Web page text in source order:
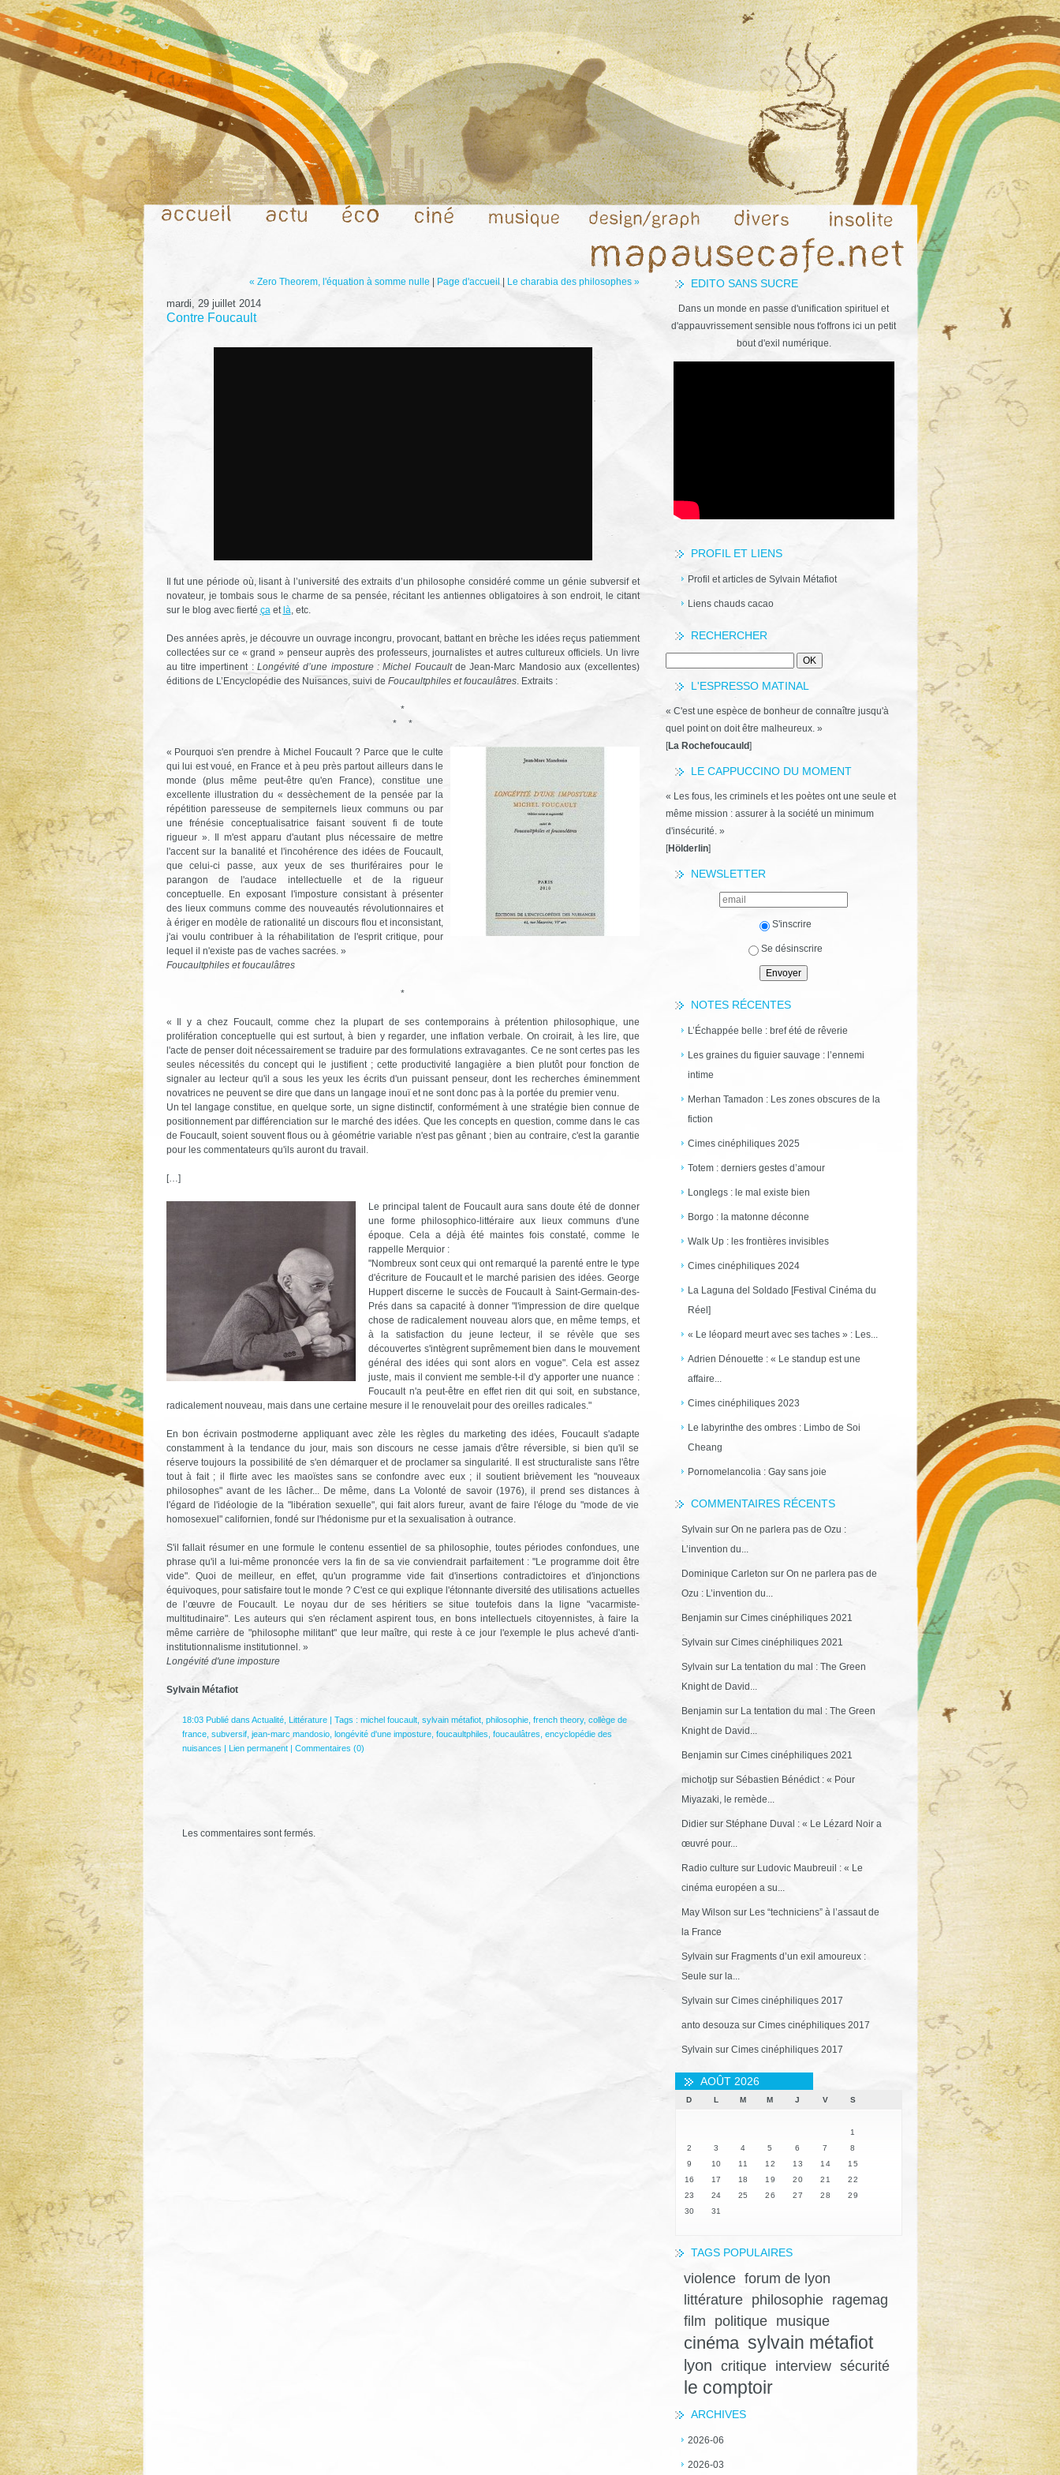
EDITO SANS SUCRE
Dans un monde en passe d'unification spirituel et
d'appauvrissement sensible nous t'offrons ici un petit
bout d'exil numérique.
PROFIL ET LIENS
Profil et articles de Sylvain Métafiot
Liens chauds cacao
RECHERCHER
L'ESPRESSO MATINAL
« C'est une espèce de bonheur de connaître jusqu'à
quel point on doit être malheureux. »
[La Rochefoucauld]
LE CAPPUCCINO DU MOMENT
« Les fous, les criminels et les poètes ont une seule et
même mission : assurer à la société un minimum
d'insécurité. »
[Hölderlin]
NEWSLETTER
S'inscrire
Se désinscrire
NOTES RÉCENTES
L’Échappée belle : bref été de rêverie
Les graines du figuier sauvage : l’ennemi
intime
Merhan Tamadon : Les zones obscures de la
fiction
Cimes cinéphiliques 2025
Totem : derniers gestes d’amour
Longlegs : le mal existe bien
Borgo : la matonne déconne
Walk Up : les frontières invisibles
Cimes cinéphiliques 2024
La Laguna del Soldado [Festival Cinéma du
Réel]
« Le léopard meurt avec ses taches » : Les...
Adrien Dénouette : « Le standup est une
affaire...
Cimes cinéphiliques 2023
Le labyrinthe des ombres : Limbo de Soi
Cheang
Pornomelancolia : Gay sans joie
COMMENTAIRES RÉCENTS
Sylvain sur On ne parlera pas de Ozu :
L’invention du...
Dominique Carleton sur On ne parlera pas de
Ozu : L’invention du...
Benjamin sur Cimes cinéphiliques 2021
Sylvain sur Cimes cinéphiliques 2021
Sylvain sur La tentation du mal : The Green
Knight de David...
Benjamin sur La tentation du mal : The Green
Knight de David...
Benjamin sur Cimes cinéphiliques 2021
michotjpsur Sébastien Bénédict : « Pour
Miyazaki, le remède...
Didiersur Stéphane Duval : « Le Lézard Noir a
œuvré pour...
Radio culture sur Ludovic Maubreuil : « Le
cinéma européen a su...
May Wilson sur Les “techniciens” à l’assaut de
la France
Sylvain sur Fragments d’un exil amoureux :
Seule sur la...
Sylvain sur Cimes cinéphiliques 2017
anto desouzasur Cimes cinéphiliques 2017
Sylvain sur Cimes cinéphiliques 2017
AOÛT 2026
D L M M J V S
1
2
3 4 5 6 7
8
9
10 11 12 13 14
15
16
17 18 19 20 21
22
23
24 25 26 27 28
29
30
31
TAGS POPULAIRES
violence forum de lyon
littérature
philosophie
ragemag
film
politique musique
cinéma sylvain métafiot
lyon critique interview sécurité
le comptoir
ARCHIVES
2026-06
2026-03
« Zero Theorem, l'équation à somme nulle| Page d'accueil| Le charabia des philosophes »
mardi, 29 juillet 2014
Contre Foucault
Il fut une période où, lisant à l’université des extraits d’un philosophe considéré comme un génie subversif et
novateur, je tombais sous le charme de sa pensée, récitant les antiennes obligatoires à son endroit, le citant
sur le blog avec fierté çaet là, etc.
Des années après, je découvre un ouvrage incongru, provocant, battant en brèche les idées reçus patiemment
collectées sur ce « grand » penseur auprès des professeurs, journalistes et autres cultureux officiels. Un livre
au titre impertinent : Longévité d’une imposture : Michel Foucaultde Jean-Marc Mandosio aux (excellentes)
éditions de L’Encyclopédie des Nuisances, suivi de Foucaultphiles et foucaulâtres. Extraits :
*
* *
« Pourquoi s'en prendre à Michel Foucault ? Parce que le culte
qui lui est voué, en France et à peu près partout ailleurs dans le
monde (plus même peut-être qu'en France), constitue une
excellente illustration du « dessèchement de la pensée par la
répétition paresseuse de sempiternels lieux communs ou par
une frénésie conceptualisatrice faisant souvent fi de toute
rigueur ». Il m'est apparu d'autant plus nécessaire de mettre
l'accent sur la banalité et l'incohérence des idées de Foucault,
que celui-ci passe, aux yeux de ses thuriféraires pour le
parangon de l'audace intellectuelle et de la rigueur
conceptuelle. En exposant l'imposture consistant à présenter
des lieux communs comme des nouveautés révolutionnaires et
à ériger en modèle de rationalité un discours flou et inconsistant,
j'ai voulu contribuer à la réhabilitation de l'esprit critique, pour
lequel il n'existe pas de vaches sacrées. »
Foucaultphiles et foucaulâtres
*
« Il y a chez Foucault, comme chez la plupart de ses contemporains à prétention philosophique, une
prolifération conceptuelle qui est surtout, à bien y regarder, une inflation verbale. On croirait, à les lire, que
l'acte de penser doit nécessairement se traduire par des formulations extravagantes. Ce ne sont certes pas les
seules nécessités du concept qui le justifient ; cette productivité langagière a bien plutôt pour fonction de
signaler au lecteur qu'il a sous les yeux les écrits d'un puissant penseur, dont les recherches éminemment
novatrices ne peuvent se dire que dans un langage inouï et ne sont donc pas à la portée du premier venu.
Un tel langage constitue, en quelque sorte, un signe distinctif, conformément à une stratégie bien connue de
positionnement par différenciation sur le marché des idées. Que les concepts en question, comme dans le cas
de Foucault, soient souvent flous ou à géométrie variable n'est pas gênant ; bien au contraire, c'est la garantie
pour les commentateurs qu'ils auront du travail.
[…]
Le principal talent de Foucault aura sans doute été de donner
une forme philosophico-littéraire aux lieux communs d'une
époque. Cela a déjà été maintes fois constaté, comme le
rappelle Merquior :
"Nombreux sont ceux qui ont remarqué la parenté entre le type
d'écriture de Foucault et le marché parisien des idées. George
Huppert discerne le succès de Foucault à Saint-Germain-des-
Prés dans sa capacité à donner "l'impression de dire quelque
chose de radicalement nouveau alors que, en même temps, et
à la satisfaction du jeune lecteur, il se révèle que ses
découvertes s'intègrent suprêmement bien dans le mouvement
général des idées qui sont alors en vogue". Cela est assez
juste, mais il convient me semble-t-il d'y apporter une nuance :
Foucault n'a peut-être en effet rien dit qui soit, en substance,
radicalement nouveau, mais dans une certaine mesure il le renouvelait pour des oreilles radicales."
En bon écrivain postmoderne appliquant avec zèle les règles du marketing des idées, Foucault s'adapte
constamment à la tendance du jour, mais son discours ne cesse jamais d'être réversible, si bien qu'il se
réserve toujours la possibilité de s'en démarquer et de proclamer sa singularité. Il est structuraliste sans l'être
tout à fait ; il flirte avec les maoïstes sans se confondre avec eux ; il soutient brièvement les "nouveaux
philosophes" avant de les lâcher... De même, dans La Volonté de savoir (1976), il prend ses distances à
l'égard de l'idéologie de la "libération sexuelle", qui fait alors fureur, avant de faire l'éloge du "mode de vie
homosexuel" californien, fondé sur l'hédonisme pur et la sexualisation à outrance.
S'il fallait résumer en une formule le contenu essentiel de sa philosophie, toutes périodes confondues, une
phrase qu'il a lui-même prononcée vers la fin de sa vie conviendrait parfaitement : "Le programme doit être
vide". Quoi de meilleur, en effet, qu'un programme vide fait d'insertions contradictoires et d'injonctions
équivoques, pour satisfaire tout le monde ? C'est ce qui explique l'étonnante diversité des utilisations actuelles
de l’œuvre de Foucault. Le noyau dur de ses héritiers se situe toutefois dans la ligne "vacarmiste-
multitudinaire". Les auteurs qui s'en réclament aspirent tous, en bons intellectuels citoyennistes, à faire la
même carrière de "philosophe militant" que leur maître, qui reste à ce jour l'exemple le plus achevé d'anti-
institutionnalisme institutionnel. »
Longévité d'une imposture
Sylvain Métafiot
18:03 Publié dans Actualité, Littérature| Tags : michel foucault, sylvain métafiot, philosophie, french theory, collège de
france, subversif, jean-marc mandosio, longévité d'une imposture, foucaultphiles foucaulâtres encyclopédie des
nuisances | Lien permanent| Commentaires (0)
Les commentaires sont fermés.